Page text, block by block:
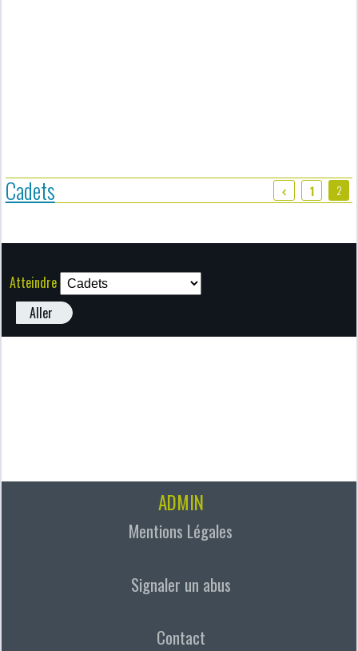
Cadets 1 2
Atteindre
Aller
ADMIN
Mentions Légales
Signaler un abus
Contact